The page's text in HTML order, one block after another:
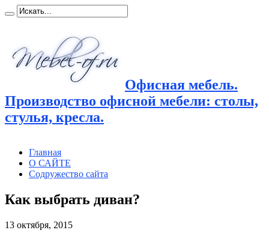
Офисная мебель.
Производство офисной мебели: столы,
стулья, кресла.
Главная
О САЙТЕ
Содружество сайта
Как выбрать диван?
13 октября, 2015